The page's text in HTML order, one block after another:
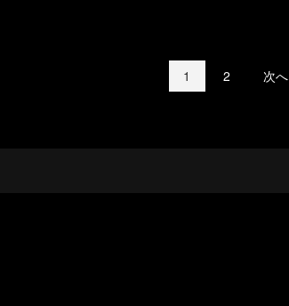
1 2 次へ